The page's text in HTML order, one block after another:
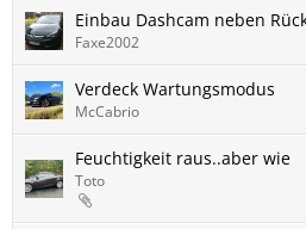
Einbau Dashcam neben
Faxe2002
Verdeck Wartungsmodus
McCabrio
Feuchtigkeit raus..aber wie
Toto